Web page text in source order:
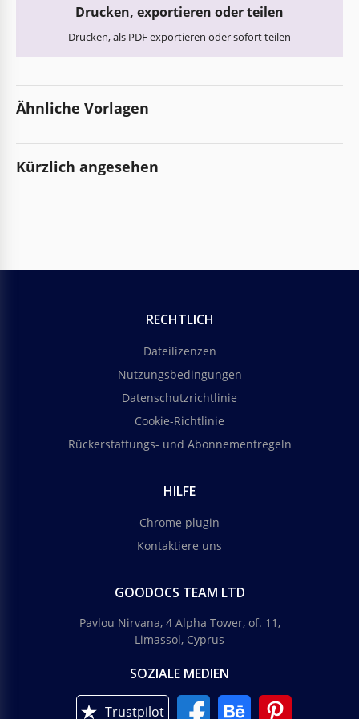
Drucken, exportieren oder teilen
Drucken, als PDF exportieren oder sofort teilen
Ähnliche Vorlagen
Kürzlich angesehen
RECHTLICH
Dateilizenzen
Nutzungsbedingungen
Datenschutzrichtlinie
Cookie-Richtlinie
Rückerstattungs- und Abonnementregeln
HILFE
Chrome plugin
Kontaktiere uns
GOODOCS TEAM LTD
Pavlou Nirvana, 4 Alpha Tower, of. 11,
Limassol, Cyprus
SOZIALE MEDIEN
Trustpilot